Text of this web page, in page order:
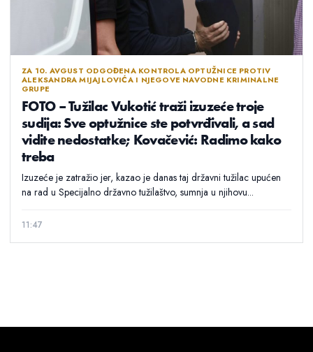
ZA 10. AVGUST ODGOĐENA KONTROLA OPTUŽNICE PROTIV
ALEKSANDRA MIJAJLOVIĆA I NJEGOVE NAVODNE KRIMINALNE
GRUPE
FOTO – Tužilac Vukotić traži izuzeće troje
sudija: Sve optužnice ste potvrđivali, a sad
vidite nedostatke; Kovačević: Radimo kako
treba
Izuzeće je zatražio jer, kazao je danas taj državni tužilac upućen
na rad u Specijalno državno tužilaštvo, sumnja u njihovu...
11:47